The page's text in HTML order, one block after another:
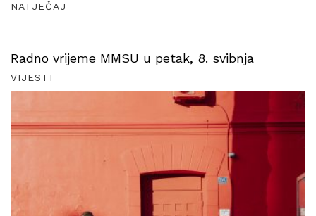
NATJEČAJ
Radno vrijeme MMSU u petak, 8. svibnja
VIJESTI